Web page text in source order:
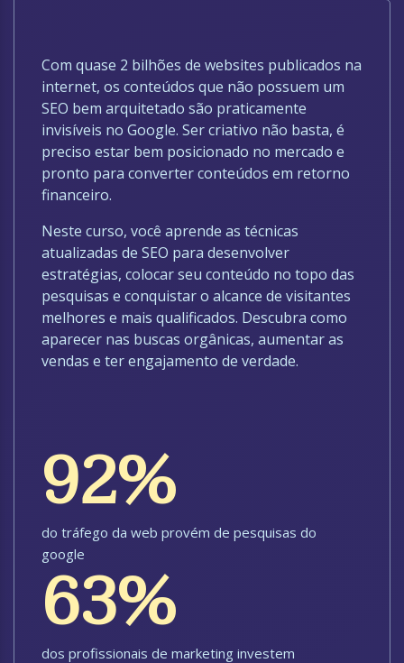
Com quase 2 bilhões de websites publicados na
internet, os conteúdos que não possuem um
SEO bem arquitetado são praticamente
invisíveis no Google. Ser criativo não basta, é
preciso estar bem posicionado no mercado e
pronto para converter conteúdos em retorno
financeiro.
Neste curso, você aprende as técnicas
atualizadas de SEO para desenvolver
estratégias, colocar seu conteúdo no topo das
pesquisas e conquistar o alcance de visitantes
melhores e mais qualificados. Descubra como
aparecer nas buscas orgânicas, aumentar as
vendas e ter engajamento de verdade.
92%
do tráfego da web provém de pesquisas do
google
63%
dos profissionais de marketing investem